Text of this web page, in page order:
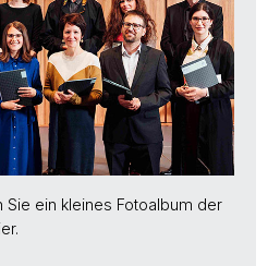
Sie ein kleines Fotoalbum der